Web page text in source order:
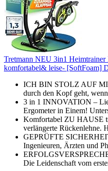
Tretmann NEU 3in1 Heimtrainer
komfortabel& leise- [SoftFoam]
ICH BIN STOLZ AUF
durch den Kopf geht,
3 in 1 INNOVATION –
Ergometer in Einem!
Komfortabel ZU HAUSE
verlängerte Rückenlehne.
GEPRÜFTE
Ingenieuren, Ärzten und
Die Leidenschaft vom